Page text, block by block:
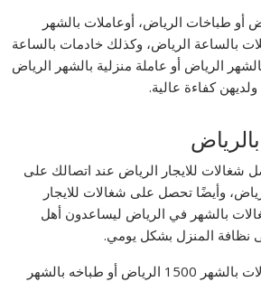
أو طباخات الرياض، أوعاملات بالشهر
بالساعة الرياض، وكذلك خادمات بالساعة
الرياض أو عاملة منزلية بالشهر الرياض
كفاءة عالية.
للايجار الرياض عند اتصالك على
وأيضًا تحصل على شغالات للايجار
بالشهر في الرياض ليساعدون أهل
نظافة المنزل بشكل يومي.
تواصل لتحصل على شغالات بالشهر 1500 الرياض أو طباخه بالشهر